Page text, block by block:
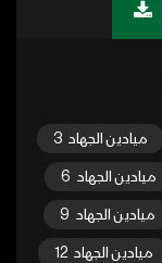
ميادين الجهاد 3
ميادين الجهاد 6
ميادين الجهاد 9
ميادين الجهاد 12